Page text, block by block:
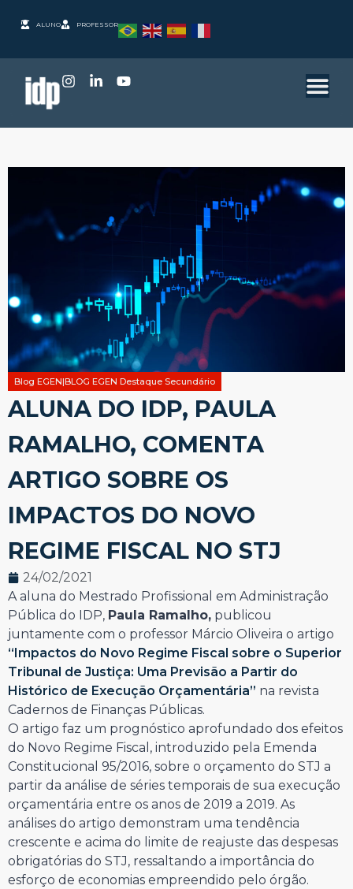
ALUNO PROFESSOR
Blog EGEN|BLOG EGEN Destaque Secundário
ALUNA DO IDP, PAULA
RAMALHO, COMENTA
ARTIGO SOBRE OS
IMPACTOS DO NOVO
REGIME FISCAL NO STJ
24/02/2021
A aluna do Mestrado Profissional em Administração
Pública do IDP, Paula Ramalho, publicou
juntamente com o professor Márcio Oliveira o artigo
“Impactos do Novo Regime Fiscal sobre o Superior
Tribunal de Justiça: Uma Previsão a Partir do
Histórico de Execução Orçamentária” na revista
Cadernos de Finanças Públicas.
O artigo faz um prognóstico aprofundado dos efeitos
do Novo Regime Fiscal, introduzido pela Emenda
Constitucional 95/2016, sobre o orçamento do STJ a
partir da análise de séries temporais de sua execução
orçamentária entre os anos de 2019 a 2019. As
análises do artigo demonstram uma tendência
crescente e acima do limite de reajuste das despesas
obrigatórias do STJ, ressaltando a importância do
esforço de economias empreendido pelo órgão.